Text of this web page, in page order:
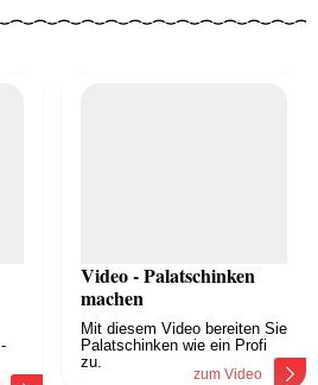
Video - Palatschinken
machen
Mit diesem Video bereiten Sie
Palatschinken wie ein Profi
zu.
zum Video